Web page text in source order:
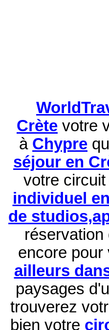
Crète votre
à Chypre
séjour en
votre
individuel
de
réservation
encore pour
ailleurs
paysages
trouverez
bien votre